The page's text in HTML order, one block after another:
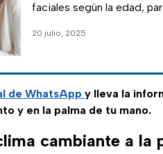
faciales según la edad,
sin alterar su esencia
20 julio, 2025
de WhatsApp y lleva la
y en la palma de tu mano.
cambiante a la